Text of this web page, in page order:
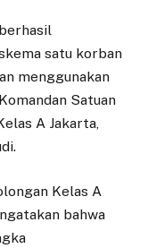
satu korban
menggunakan
Satuan
A Jakarta,
Kelas A
bahwa